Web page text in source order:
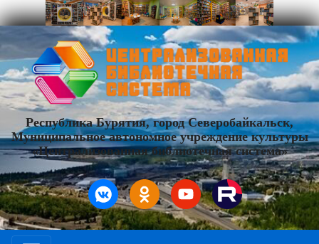
Республика Бурятия, город Северобайкальск,
Муниципальное автономное учреждение культуры
«Централизованная библиотечная система»